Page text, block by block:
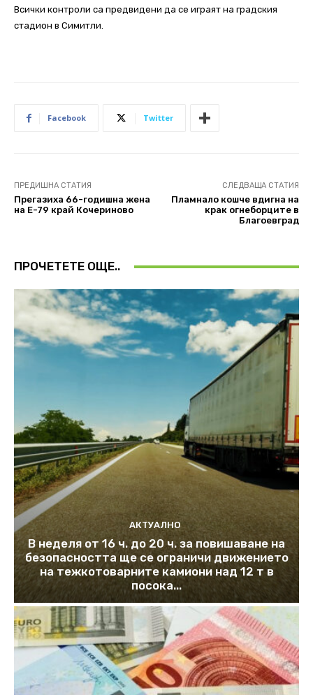
Всички контроли са предвидени да се играят на градския
стадион в Симитли.
Facebook Twitter
ПРЕДИШНА СТАТИЯ
Прегазиха 66-годишна жена
на Е-79 край Кочериново
СЛЕДВАЩА СТАТИЯ
Пламнало кошче вдигна на
крак огнеборците в
Благоевград
ПРОЧЕТЕТЕ ОЩЕ..
АКТУАЛНО
В неделя от 16 ч. до 20 ч. за повишаване на
безопасността ще се ограничи движението
на тежкотоварните камиони над 12 т в
посока...